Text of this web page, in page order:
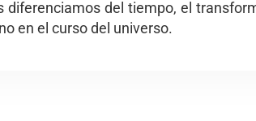
del tiempo, el
en el curso del universo.